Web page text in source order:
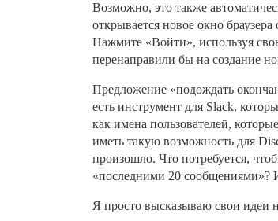
Возможно, это также
открывается новое окно
Нажмите «Войти», используя
перенаправили бы на создание
Предложение «подождать
есть инструмент для Slack,
как имена пользователей,
иметь такую возможность для
произошло. Что потребуется,
«последними 20 сообщениями»?
Я просто высказываю свои идеи